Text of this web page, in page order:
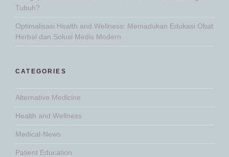
Tubuh?
Optimalisasi Health and Wellness: Memadukan Edukasi Obat
Herbal dan Solusi Medis Modern
CATEGORIES
Alternative Medicine
Health and Wellness
Medical-News
Patient Education